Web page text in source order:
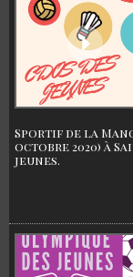
Sportif de la
octobre 2020) à
jeunes.